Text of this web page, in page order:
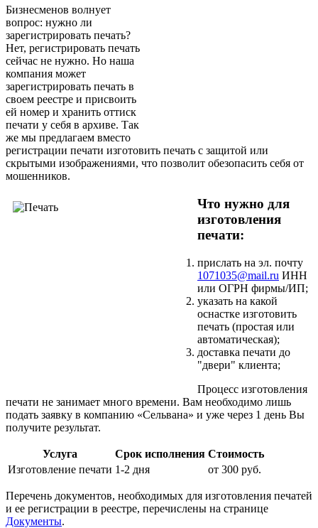
Бизнесменов волнует
вопрос: нужно ли
зарегистрировать печать?
Нет, регистрировать печать
сейчас не нужно. Но наша
компания может
зарегистрировать печать в
своем реестре и присвоить
ей номер и хранить оттиск
печати у себя в архиве. Так
же мы предлагаем вместо
регистрации печати изготовить печать с защитой или
скрытыми изображениями, что позволит обезопасить себя от
мошенников.
Что нужно для
изготовления
печати:
прислать на эл. почту
1071035@mail.ru ИНН
или ОГРН фирмы/ИП;
указать на какой
оснастке изготовить
печать (простая или
автоматическая);
доставка печати до
"двери" клиента;
Процесс изготовления
печати не занимает много времени. Вам необходимо лишь
подать заявку в компанию «Сельвана» и уже через 1 день Вы
получите результат.
Услуга Срок исполнения Стоимость
Изготовление печати 1-2 дня от 300 руб.
Перечень документов, необходимых для изготовления печатей
и ее регистрации в реестре, перечислены на странице
Документы.